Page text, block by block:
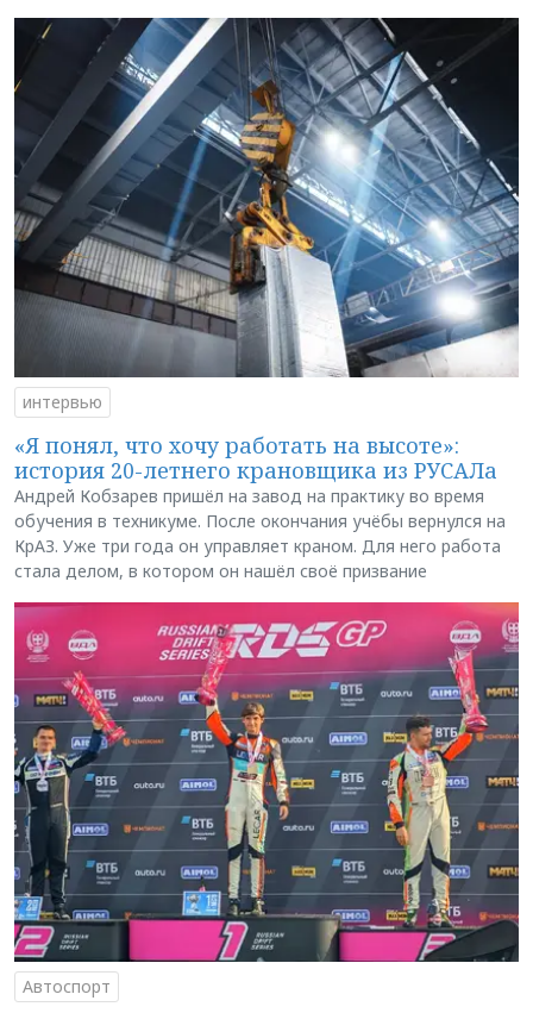
интервью
«Я понял, что хочу работать на высоте»:
история 20-летнего крановщика из РУСАЛа
Андрей Кобзарев пришёл на завод на практику во время
обучения в техникуме. После окончания учёбы вернулся на
КрАЗ. Уже три года он управляет краном. Для него работа
стала делом, в котором он нашёл своё призвание
Автоспорт